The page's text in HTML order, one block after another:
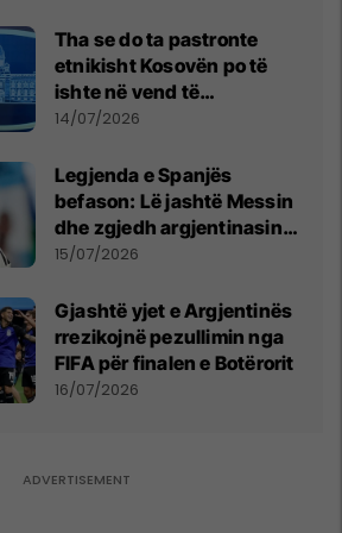
Tha se do ta pastronte
etnikisht Kosovën po të
ishte në vend të
Millosheviqit, Lëvizja e
kërkon shkarkimin e
menjëhershëm të
Snezhana Paunoviq
14/07/2026
Legjenda e Spanjës
befason: Lë jashtë Messin
dhe zgjedh argjentinasin
më të mirë në botë
15/07/2026
Gjashtë yjet e Argjentinës
rrezikojnë pezullimin nga
FIFA për finalen e Botërorit
16/07/2026